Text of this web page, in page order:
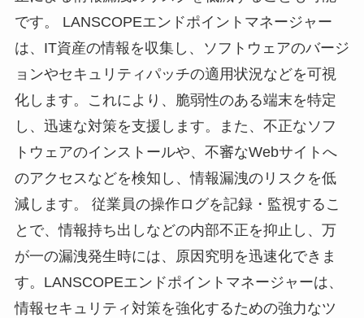
です。 LANSCOPEエンドポイントマネージャー
は、IT資産の情報を収集し、ソフトウェアのバージ
ョンやセキュリティパッチの適用状況などを可視
化します。これにより、脆弱性のある端末を特定
し、迅速な対策を支援します。また、不正なソフ
トウェアのインストールや、不審なWebサイトへ
のアクセスなどを検知し、情報漏洩のリスクを低
減します。 従業員の操作ログを記録・監視するこ
とで、情報持ち出しなどの内部不正を抑止し、万
が一の漏洩発生時には、原因究明を迅速化できま
す。LANSCOPEエンドポイントマネージャーは、
情報セキュリティ対策を強化するための強力なツ